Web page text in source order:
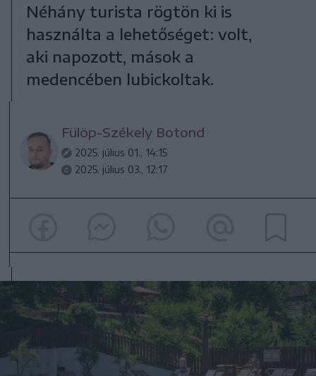
Néhány turista rögtön ki is
használta a lehetőséget: volt,
aki napozott, mások a
medencében lubickoltak.
Fülöp-Székely Botond
2025. július 01., 14:15
2025. július 03., 12:17